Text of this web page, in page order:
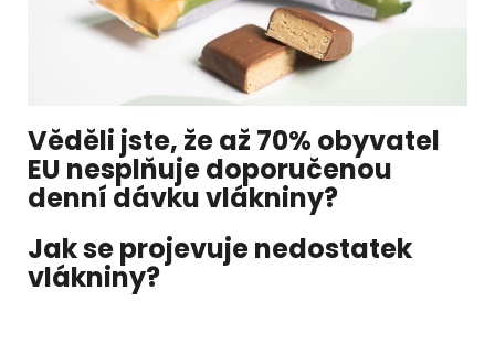
Věděli jste, že až 70% obyvatel
EU nesplňuje doporučenou
denní dávku vlákniny?
Jak se projevuje nedostatek
vlákniny?